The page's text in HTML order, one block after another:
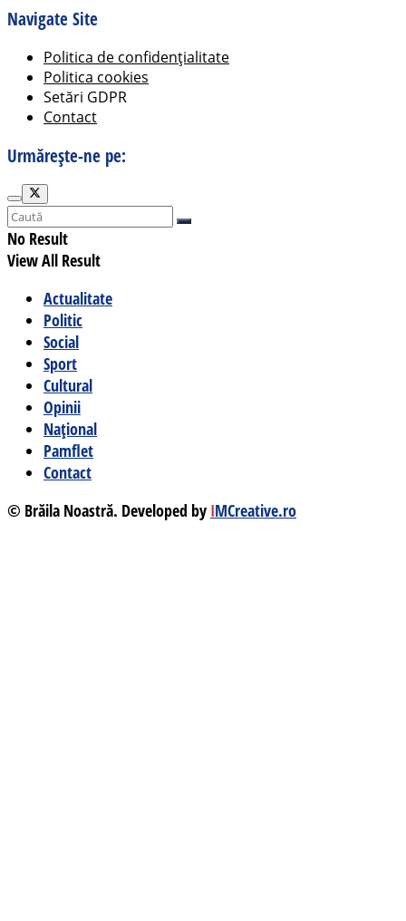
Navigate Site
Politica de confidențialitate
Politica cookies
Setări GDPR
Contact
Urmărește-ne pe:
No Result
View All Result
Actualitate
Politic
Social
Sport
Cultural
Opinii
Național
Pamflet
Contact
© Brăila Noastră. Developed by IMCreative.ro